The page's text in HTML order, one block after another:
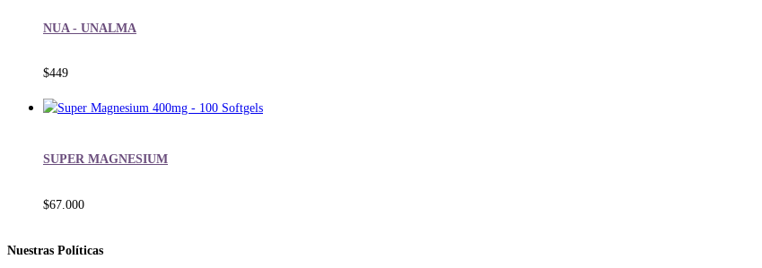
NUA - UNALMA
$449
SUPER MAGNESIUM
$67.000
Nuestras Políticas